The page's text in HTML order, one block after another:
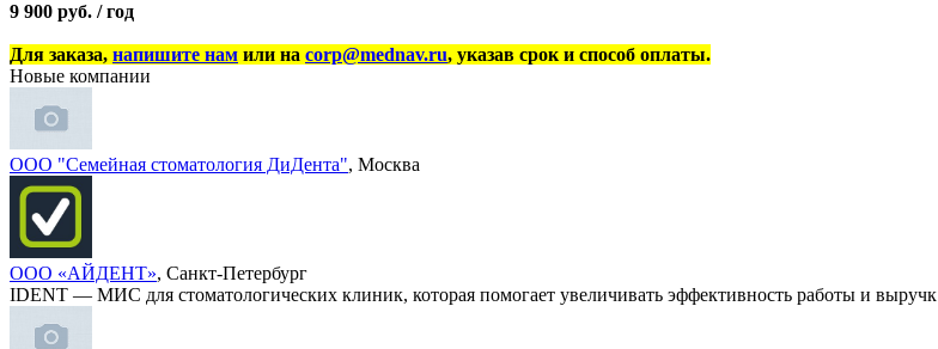
9 900 руб. / год
Для заказа, напишите нам или на corp@mednav.ru, указав срок и способ оплаты.
Новые компании
ООО "Семейная стоматология ДиДента", Москва
ООО «АЙДЕНТ», Санкт-Петербург
IDENT — МИС для стоматологических клиник, которая помогает увеличивать эффективность работы и выручк